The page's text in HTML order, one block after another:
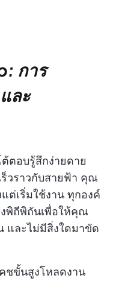
การ
ละ
ตอบรู้สึกง่ายดาย
วราวกับสายฟ้า คุณ
ต่เริ่มใช้งาน ทุกองค์
พิถีพิถันเพื่อให้คุณ
และไม่มีสิ่งใดมาขัด
ชขั้นสูงโหลดงาน